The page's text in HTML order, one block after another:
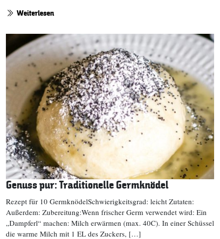
Weiterlesen
Genuss pur: Traditionelle Germknödel
Rezept für 10 GermknödelSchwierigkeitsgrad: leicht Zutaten:
Außerdem: Zubereitung:Wenn frischer Germ verwendet wird: Ein
„Dampferl“ machen: Milch erwärmen (max. 40C). In einer Schüssel
die warme Milch mit 1 EL des Zuckers, […]